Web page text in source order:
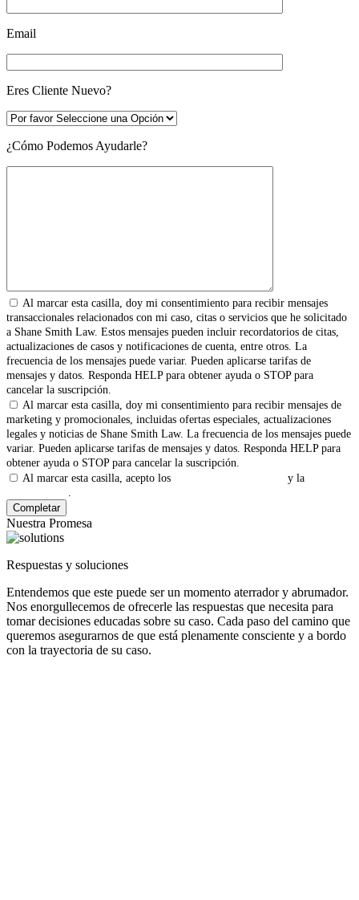
Email
Eres Cliente Nuevo?
¿Cómo Podemos Ayudarle?
Al marcar esta casilla, doy mi consentimiento para recibir mensajes
transaccionales relacionados con mi caso, citas o servicios que he solicitado
a Shane Smith Law. Estos mensajes pueden incluir recordatorios de citas,
actualizaciones de casos y notificaciones de cuenta, entre otros. La
frecuencia de los mensajes puede variar. Pueden aplicarse tarifas de
mensajes y datos. Responda HELP para obtener ayuda o STOP para
cancelar la suscripción.
Al marcar esta casilla, doy mi consentimiento para recibir mensajes de
marketing y promocionales, incluidas ofertas especiales, actualizaciones
legales y noticias de Shane Smith Law. La frecuencia de los mensajes puede
variar. Pueden aplicarse tarifas de mensajes y datos. Responda HELP para
obtener ayuda o STOP para cancelar la suscripción.
Al marcar esta casilla, acepto los
y la
.
Nuestra Promesa
Respuestas y soluciones
Entendemos que este puede ser un momento aterrador y abrumador.
Nos enorgullecemos de ofrecerle las respuestas que necesita para
tomar decisiones educadas sobre su caso. Cada paso del camino que
queremos asegurarnos de que está plenamente consciente y a bordo
con la trayectoria de su caso.